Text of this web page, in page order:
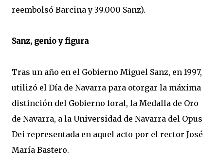
reembolsó Barcina y 39.000 Sanz).
Sanz, genio y figura
Tras un año en el Gobierno Miguel Sanz, en 1997,
utilizó el Día de Navarra para otorgar la máxima
distinción del Gobierno foral, la Medalla de Oro
de Navarra, a la Universidad de Navarra del Opus
Dei representada en aquel acto por el rector José
María Bastero.